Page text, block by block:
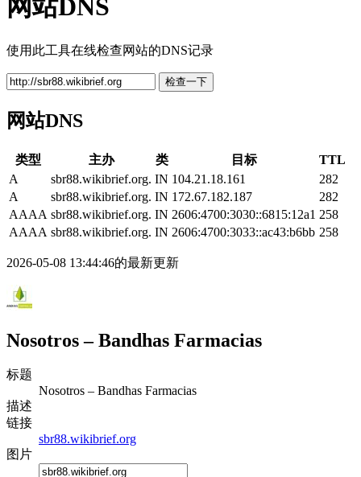
网站DNS
使用此工具在线检查网站的DNS记录
检查一下
网站DNS
类型 主办 类 目标
TTL
A
sbr88.wikibrief.org. IN 104.21.18.161
282
A
sbr88.wikibrief.org. IN 172.67.182.187
282
AAAA sbr88.wikibrief.org. IN 2606:4700:3030::6815:12a1 258
AAAA sbr88.wikibrief.org. IN 2606:4700:3033::ac43:b6bb 258
2026-05-08 13:44:46的最新更新
Nosotros – Bandhas Farmacias
标题
Nosotros – Bandhas Farmacias
描述
链接
sbr88.wikibrief.org
图片